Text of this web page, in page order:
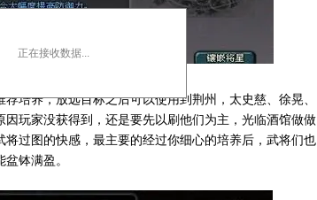
养，放远目标之后可以使用到荆州，太史慈、徐晃、
玩家没获得到，还是要先以刷他们为主，光临酒馆做做
过图的快感，最主要的经过你细心的培养后，武将们也
钵满盈。
正在接收数据...